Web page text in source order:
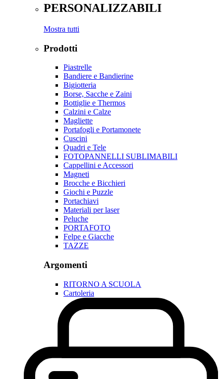
PERSONALIZZABILI
Mostra tutti
Prodotti
Piastrelle
Bandiere e Bandierine
Bigiotteria
Borse, Sacche e Zaini
Bottiglie e Thermos
Calzini e Calze
Magliette
Portafogli e Portamonete
Cuscini
Quadri e Tele
FOTOPANNELLI SUBLIMABILI
Cappellini e Accessori
Magneti
Brocche e Bicchieri
Giochi e Puzzle
Portachiavi
Materiali per laser
Peluche
PORTAFOTO
Felpe e Giacche
TAZZE
Argomenti
RITORNO A SCUOLA
Cartoleria